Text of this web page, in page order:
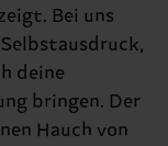
Bei uns
deine
bringen. Der
Hauch von